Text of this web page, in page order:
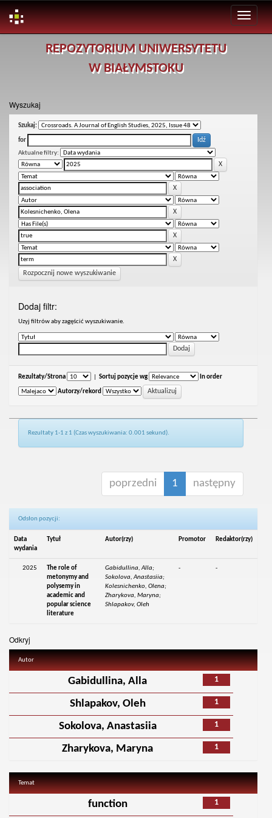
REPOZYTORIUM UNIWERSYTETU
W BIAŁYMSTOKU
Wyszukaj
Szukaj:
for
Aktualne filtry:
Rozpocznij nowe wyszukiwanie
Dodaj filtr:
Uzyj filtrów aby zagęścić wyszukiwanie.
Rezultaty/Strona Sortuj pozycje wg In order
Autorzy/rekord
Rezultaty 1-1 z 1 (Czas wyszukiwania: 0.001 sekund).
poprzedni 1 następny
Odsłon pozycji:
Data
wydania
Tytuł Autor(rzy) Promotor Redaktor(rzy)
2025
The role of
metonymy and
polysemy in
academic and
popular science
literature
Gabidullina, Alla;
Sokolova, Anastasiia;
Kolesnichenko, Olena;
Zharykova, Maryna;
Shlapakov, Oleh
- -
Odkryj
Autor
1
Gabidullina, Alla
1
Shlapakov, Oleh
1
Sokolova, Anastasiia
1
Zharykova, Maryna
Temat
1
function